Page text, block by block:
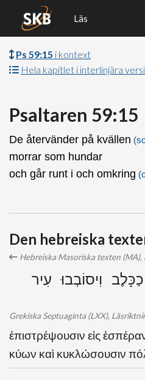
Läs
Ps 59:15 i kontext
Hela kapitlet i interlinjära
Psaltaren 59:15
De återvänder på kvällen
morrar som hundar
och går runt i och omkring
Den hebreiska
Hebreiska Masoriska texten
וִיסוֹבְבוּ עִיר
Grekiska Septuaginta (LXX),
ἐπιστρέψουσιν εἰς
κύων καὶ κυκλώσουσιν